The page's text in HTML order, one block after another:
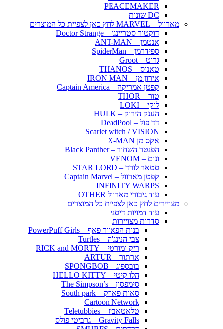
PEACEMAKER
DC שונות
מארוול – MARVEL לחץ כאן לצפיית כל המוצרים
דוקטור סטריינג׳ – Doctor Strange
אנטמן – ANT-MAN
ספידרמן – SpiderMan
גרוט – Groot
טאנוס – THANOS
אירון מן – IRON MAN
קפטן אמריקה – Captain America
טור – THOR
לוקי – LOKI
הענק הירוק – HULK
דד פול – DeadPool
Scarlet witch / VISION
אקס מן X-MAN
הפנטר השחור – Black Panther
ונום – VENOM
סטאר לורד – STAR LORD
קפטן מארוול – Captain Marvel
INFINITY WARPS
עוד גיבורי מארוול OTHER
מצויירים לחץ כאן לצפיית כל המוצרים
עוד דמויות דיסני
סדרות מצויירות
בנות הפאוור פאף – PowerPuff Girls
צבי הנינג'ה – Turtles
ריק ומורטי – RICK and MORTY
ארתור – ARTUR
בובספוג – SPONGBOB
הלו קיטי – HELLO KITTY
סימפסון – The Simpson’s
סאות פארק – South park
Cartoon Network
טלאטאביז – Teletubbies
Gravity Falls – גרביטי פולס